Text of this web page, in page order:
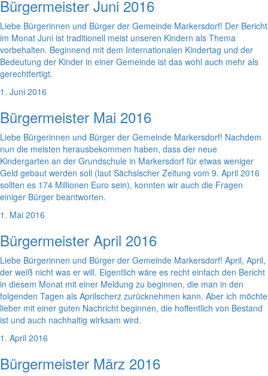
Bürgermeister Juni 2016
Liebe Bürgerinnen und Bürger der Gemeinde Markersdorf! Der Bericht
im Monat Juni ist traditionell meist unseren Kindern als Thema
vorbehalten. Beginnend mit dem Internationalen Kindertag und der
Bedeutung der Kinder in einer Gemeinde ist das wohl auch mehr als
gerechtfertigt.
1. Juni 2016
Bürgermeister Mai 2016
Liebe Bürgerinnen und Bürger der Gemeinde Markersdorf! Nachdem
nun die meisten herausbekommen haben, dass der neue
Kindergarten an der Grundschule in Markersdorf für etwas weniger
Geld gebaut werden soll (laut Sächsischer Zeitung vom 9. April 2016
sollten es 174 Millionen Euro sein), konnten wir auch die Fragen
einiger Bürger beantworten.
1. Mai 2016
Bürgermeister April 2016
Liebe Bürgerinnen und Bürger der Gemeinde Markersdorf! April, April,
der weiß nicht was er will. Eigentlich wäre es recht einfach den Bericht
in diesem Monat mit einer Meldung zu beginnen, die man in den
folgenden Tagen als Aprilscherz zurücknehmen kann. Aber ich möchte
lieber mit einer guten Nachricht beginnen, die hoffentlich von Bestand
ist und auch nachhaltig wirksam wird.
1. April 2016
Bürgermeister März 2016